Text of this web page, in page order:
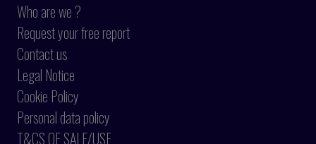
Who are we ?
Request your free report
Contact us
Legal Notice
Cookie Policy
Personal data policy
T&CS OF SALE/USE